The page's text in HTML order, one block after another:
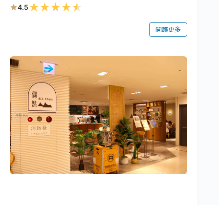
4.5★★★★★
閱讀更多